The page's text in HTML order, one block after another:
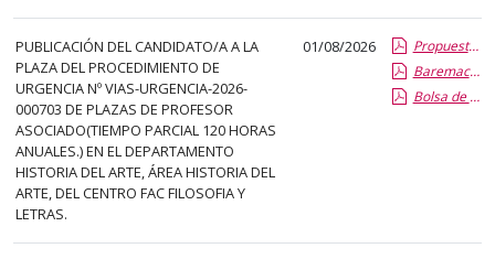
PUBLICACIÓN DEL CANDIDATO/A A LA
PLAZA DEL PROCEDIMIENTO DE
URGENCIA Nº VIAS-URGENCIA-2026-
000703 DE PLAZAS DE PROFESOR
ASOCIADO(TIEMPO PARCIAL 120 HORAS
ANUALES.) EN EL DEPARTAMENTO
HISTORIA DEL ARTE, ÁREA HISTORIA DEL
ARTE, DEL CENTRO FAC FILOSOFIA Y
LETRAS.
01/08/2026
Propuesta Formal de Contratacion por Vias de Urgencia
Baremacion de Candidatos
Bolsa de Empleo